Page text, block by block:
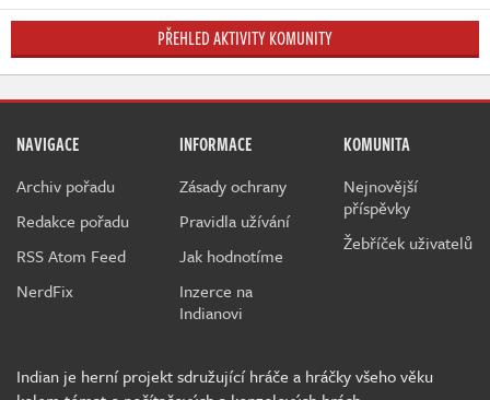
PŘEHLED AKTIVITY KOMUNITY
NAVIGACE
Archiv pořadu
Redakce pořadu
RSS Atom Feed
NerdFix
INFORMACE
Zásady ochrany
Pravidla užívání
Jak hodnotíme
Inzerce na
Indianovi
KOMUNITA
Nejnovější
příspěvky
Žebříček uživatelů
Indian je herní projekt sdružující hráče a hráčky všeho věku